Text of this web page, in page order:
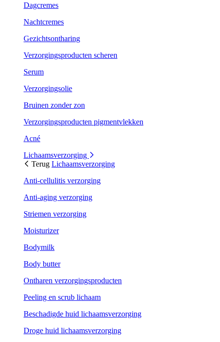
Dagcremes
Nachtcremes
Gezichtsontharing
Verzorgingsproducten scheren
Serum
Verzorgingsolie
Bruinen zonder zon
Verzorgingsproducten pigmentvlekken
Acné
Lichaamsverzorging
Terug Lichaamsverzorging
Anti-cellulitis verzorging
Anti-aging verzorging
Striemen verzorging
Moisturizer
Bodymilk
Body butter
Ontharen verzorgingsproducten
Peeling en scrub lichaam
Beschadigde huid lichaamsverzorging
Droge huid lichaamsverzorging